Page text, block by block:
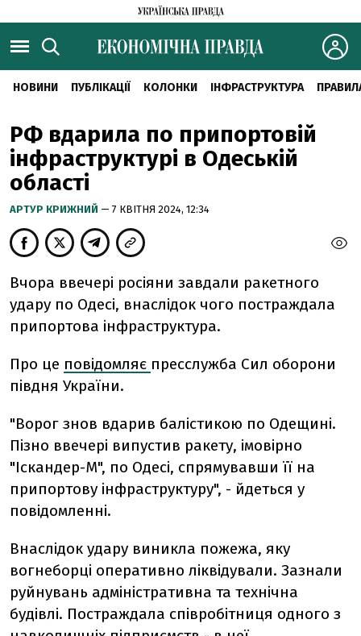
НОВИНИ ПУБЛІКАЦІЇ КОЛОНКИ ІНФРАСТРУКТУРА
РФ вдарила по припортовій
інфраструктурі в Одеській
області
АРТУР КРИЖНИЙ — 7 КВІТНЯ 2024, 12:34
Вчора ввечері росіяни завдали ракетного
удару по Одесі, внаслідок чого постраждала
припортова інфраструктура.
Про це повідомляє пресслужба Сил оборони
півдня України.
"Ворог знов вдарив балістикою по Одещині.
Пізно ввечері випустив ракету, імовірно
"Іскандер-М", по Одесі, спрямувавши її на
припортову інфраструктуру", - йдеться у
повідомленні.
Внаслідок удару виникла пожежа, яку
вогнеборці оперативно ліквідували. Зазнали
руйнувань адміністративна та технічна
будівлі. Постраждала співробітниця одного з